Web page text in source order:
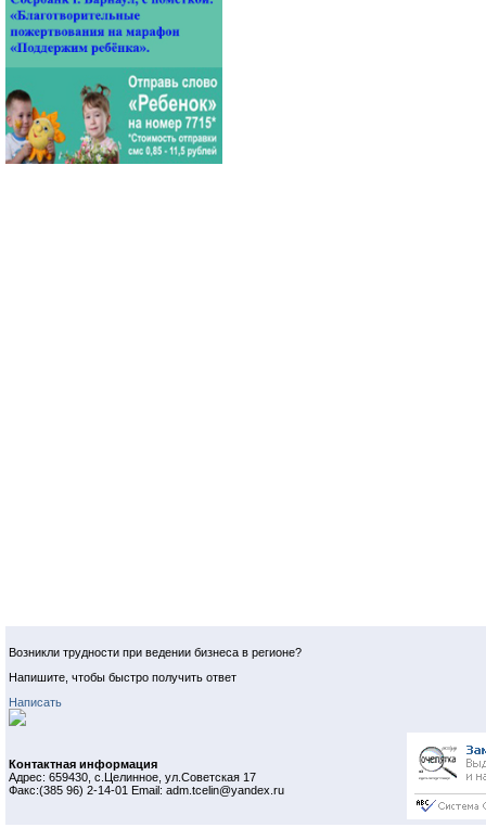
Возникли трудности при ведении бизнеса в регионе?
Напишите, чтобы быстро получить ответ
Написать
Контактная информация
Адрес: 659430, с.Целинное, ул.Советская 17
Факс:(385 96) 2-14-01 Email: adm.tcelin@yandex.ru